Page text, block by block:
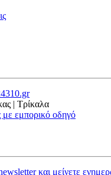
| Τρίκαλα
με εμπορικό οδηγό
και μείνετε